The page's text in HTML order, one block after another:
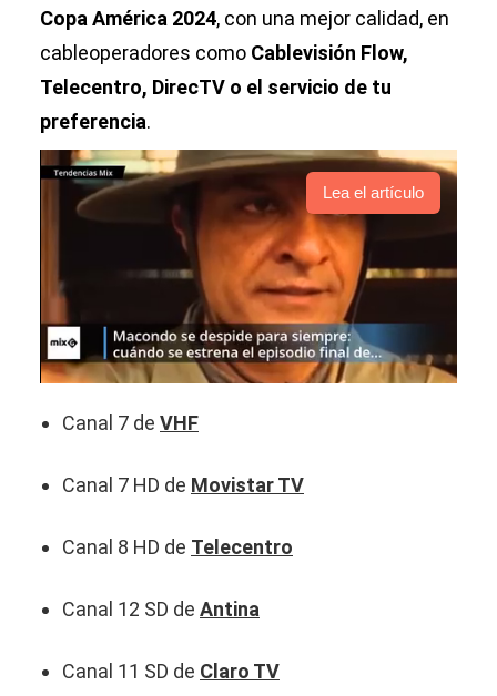
Copa América 2024, con una mejor calidad, en
cableoperadores como Cablevisión Flow,
Telecentro, DirecTV o el servicio de tu
preferencia.
Lea el artículo
Canal 7 de VHF
Canal 7 HD de Movistar TV
Canal 8 HD de Telecentro
Canal 12 SD de Antina
Canal 11 SD de Claro TV